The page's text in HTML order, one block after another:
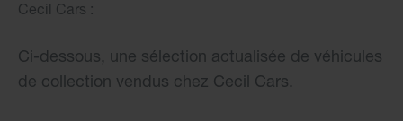
Cecil Cars :
Ci-dessous, une sélection actualisée de véhicules
de collection vendus chez Cecil Cars.